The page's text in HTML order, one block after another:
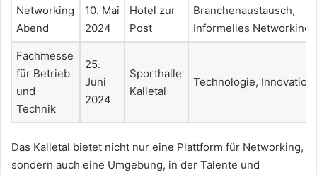
Networking
Abend
10. Mai
2024
Hotel zur
Post
Branchenaustausch,
Informelles Networking
Fachmesse
für Betrieb
und
Technik
25.
Juni
2024
Sporthalle
Kalletal
Technologie,
Das Kalletal bietet nicht nur eine Plattform für Networking,
sondern auch eine Umgebung, in der Talente und